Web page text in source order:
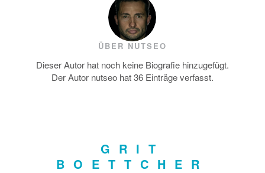
ÜBER NUTSEO
Dieser Autor hat noch keine Biografie hinzugefügt.
Der Autor nutseohat 36 Einträge verfasst.
GRIT
BOETTCHER